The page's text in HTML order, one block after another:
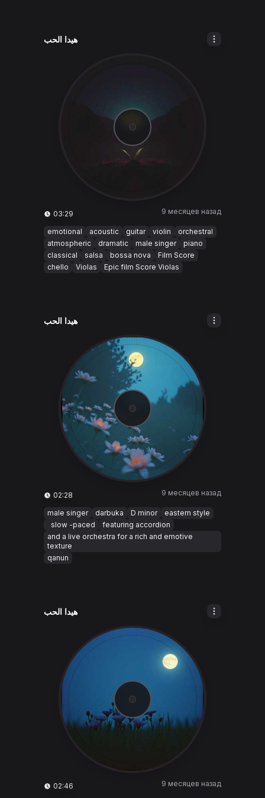
هيدا الحب
03:29 9 месяцев назад
emotional acoustic guitar violin
orchestral
atmospheric
dramatic male singer
piano
classical
salsa bossa nova
Film Score
chello
Violas Epic film Score Violas
هيدا الحب
02:28 9 месяцев назад
male singer darbuka D minor
eastern style
slow -paced
featuring accordion
and a live orchestra for a rich and emotive
texture
qanun
هيدا الحب
02:46 9 месяцев назад